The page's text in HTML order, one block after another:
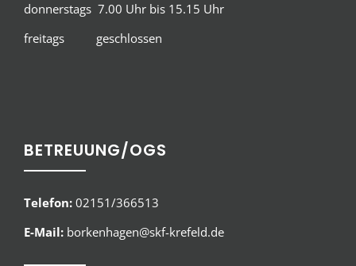
donnerstags 7.00 Uhr bis 15.15 Uhr
freitags geschlossen
BETREUUNG/OGS
Telefon: 02151/366513
E-Mail: borkenhagen@skf-krefeld.de